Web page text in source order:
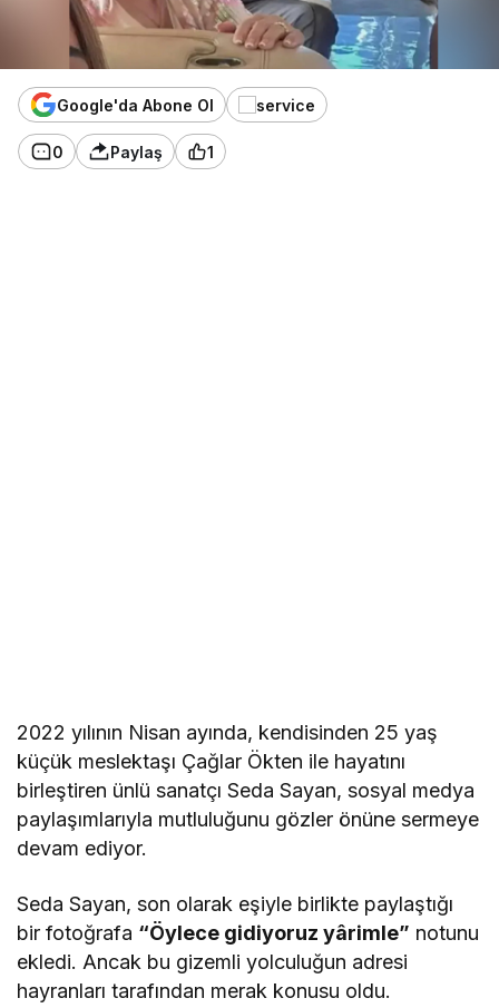
Google'da Abone Ol
0 Paylaş 1
2022 yılının Nisan ayında, kendisinden 25 yaş
küçük meslektaşı Çağlar Ökten ile hayatını
birleştiren ünlü sanatçı Seda Sayan, sosyal medya
paylaşımlarıyla mutluluğunu gözler önüne sermeye
devam ediyor.
Seda Sayan, son olarak eşiyle birlikte paylaştığı
bir fotoğrafa “Öylece gidiyoruz yârimle” notunu
ekledi. Ancak bu gizemli yolculuğun adresi
hayranları tarafından merak konusu oldu.